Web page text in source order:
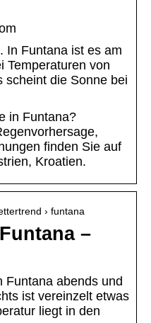
In Funtana ist es am
Temperaturen von
scheint die Sonne bei
in Funtana?
finden Sie auf
Kroatien.
› funtana
–
Funtana abends und
ist vereinzelt etwas
liegt in den